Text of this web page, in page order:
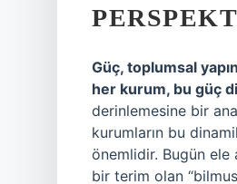
Güç, toplumsal
her kurum, bu güç
derinlemesine bir
kurumların bu
önemlidir. Bugün ele
bir terim olan